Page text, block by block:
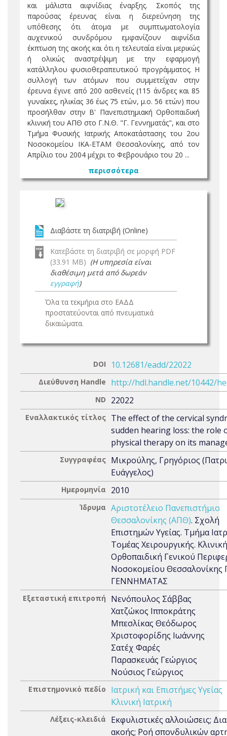
και μάλιστα αιφνίδιας έναρξης. Σκοπός της
παρούσας έρευνας είναι η διερεύνηση της
υπόθεσης ότι άτομα με συμπτωματολογία
αυχενικού συνδρόμου εμφανίζουν αιφνίδια
έκπτωση της ακοής και ότι η τελευταία είναι μερικώς
ή ολικώς αναστρέψιμη με την εφαρμογή
κατάλληλου φυσιοθεραπευτικού προγράμματος. Η
συλλογή των ατόμων που συμμετείχαν στην
έρευνα έγινε από 200 ασθενείς (115 άνδρες και 85
γυναίκες, ηλικίας 36 έως 75 ετών, μ.ο. 56 ετών) που
προσήλθαν στην Β' Πανεπιστημιακή Ορθοπαιδική
κλινική του ΑΠΘ στο Γ.Ν.Θ. "Γ. Γεννηματάς", και στο
Τμήμα Φυσικής Ιατρικής Αποκατάστασης του 2ου
Νοσοκομείου ΙΚΑ-ΕΤΑΜ Θεσσαλονίκης, από τον
Απρίλιο του 2004 μέχρι το Φεβρουάριο του 20 ...
περισσότερα
Διαβάστε τη διατριβή (Online)
Κατεβάστε τη διατριβή σε μορφή PDF
(33.91 MB) (Η υπηρεσία είναι
διαθέσιμη μετά από δωρεάν
εγγραφή)
Όλα τα τεκμήρια στο ΕΑΔΔ
προστατεύονται από πνευματικά
δικαιώματα.
DOI 10.12681/eadd/22022
Διεύθυνση Handle http://hdl.handle.net/10442/
ND 22022
Εναλλακτικός τίτλος The effect of the cervical
sudden hearing loss: the role
physical therapy on its
Συγγραφέας Μικρούλης, Γρηγόριος
Ευάγγελος)
Ημερομηνία 2010
Ίδρυμα Αριστοτέλειο Πανεπιστήμιο
Θεσσαλονίκης (ΑΠΘ). Σχολή
Επιστημών Υγείας. Τμήμα
Τομέας Χειρουργικής.
Ορθοπαιδική Γενικού
Νοσοκομείου Θεσσαλονίκης
ΓΕΝΝΗΜΑΤΑΣ
Εξεταστική επιτροπή
Νενόπουλος Σάββας
Χατζώκος Ιπποκράτης
Μπεσλίκας Θεόδωρος
Χριστοφορίδης Ιωάννης
Σατέχ Φαρές
Παρασκευάς Γεώργιος
Νούσιος Γεώργιος
Επιστημονικό πεδίο
Ιατρική και Επιστήμες Υγείας
Κλινική Ιατρική
Λέξεις-κλειδιά
Εκφυλιστικές αλλοιώσεις;
ακοής; Ροή σπονδυλικών